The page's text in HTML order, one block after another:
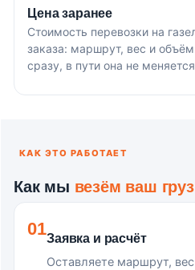
Цена заранее
Стоимость перевозки на
заказа: маршрут, вес и
сразу, в пути она не
КАК ЭТО РАБОТАЕТ
Как мы везём ваш груз
01Заявка и расчёт
Оставляете маршрут,